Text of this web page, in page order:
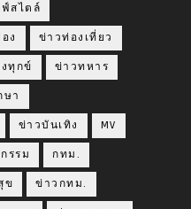
ฟ์สไตล์
ง ข่าวท่องเที่ยว
ทุกข์ ข่าวทหาร
ษา
ข่าวบันเทิง MV
รรม กทม.
ข ข่าวกทม.